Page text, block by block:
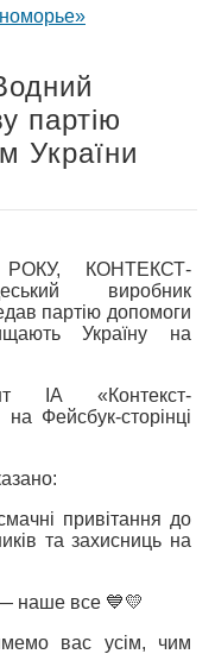
партію
України
КОНТЕКСТ-
виробник
партію допомоги
Україну на
ІА «Контекст-
Фейсбук-сторінці
привітання до
та захисниць на
наше все 💙💛
вас усім, чим